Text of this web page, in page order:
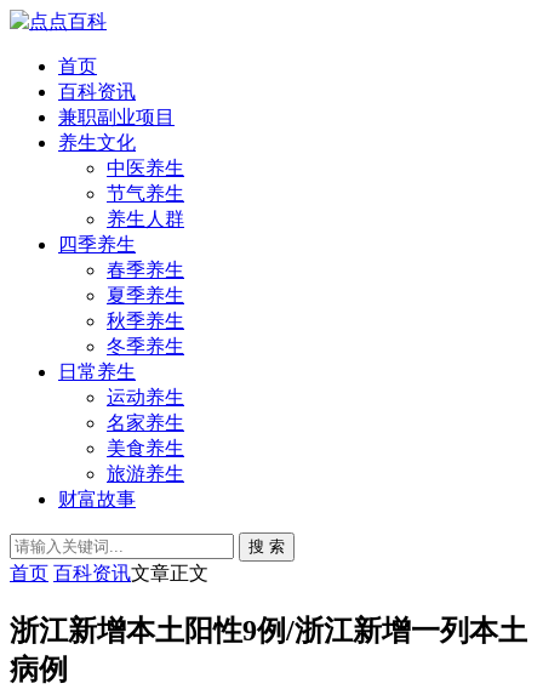
首页
百科资讯
兼职副业项目
养生文化
中医养生
节气养生
养生人群
四季养生
春季养生
夏季养生
秋季养生
冬季养生
日常养生
运动养生
名家养生
美食养生
旅游养生
财富故事
搜 索
首页 百科资讯文章正文
浙江新增本土阳性9例/浙江新增一列本土
病例